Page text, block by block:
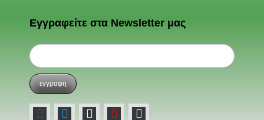
Εγγραφείτε στα Newsletter μας